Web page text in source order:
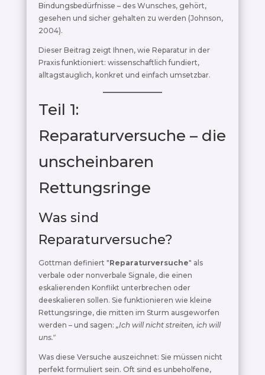
Bindungsbedürfnisse – des Wunsches, gehört,
gesehen und sicher gehalten zu werden (Johnson,
2004).
Dieser Beitrag zeigt Ihnen, wie Reparatur in der
Praxis funktioniert: wissenschaftlich fundiert,
alltagstauglich, konkret und einfach umsetzbar.
Teil 1:
Reparaturversuche – die
unscheinbaren
Rettungsringe
Was sind
Reparaturversuche?
Gottman definiert "Reparaturversuche" als
verbale oder nonverbale Signale, die einen
eskalierenden Konflikt unterbrechen oder
deeskalieren sollen. Sie funktionieren wie kleine
Rettungsringe, die mitten im Sturm ausgeworfen
werden – und sagen: „Ich will nicht streiten, ich will
uns."
Was diese Versuche auszeichnet: Sie müssen nicht
perfekt formuliert sein. Oft sind es unbeholfene,